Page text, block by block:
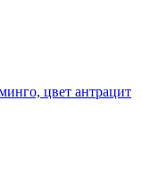
цвет антрацит